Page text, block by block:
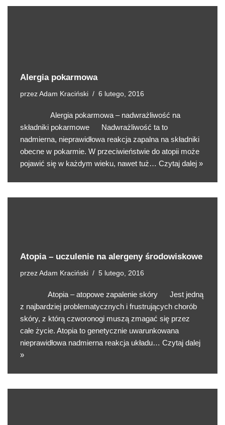
Alergia pokarmowa
przez Adam Kraciński 6 lutego, 2016
Alergia pokarmowa – nadwrażliwość na
składniki pokarmowe Nadwrażliwość ta to
nadmierna, nieprawidłowa reakcja zapalna na składniki
obecne w pokarmie. W przeciwieństwie do atopii może
pojawić się w każdym wieku, nawet tuż… Czytaj dalej »
Atopia – uczulenie na alergeny środowiskowe
przez Adam Kraciński 5 lutego, 2016
Atopia – atopowe zapalenie skóry Jest jedną
z najbardziej problematycznych i frustrujących chorób
skóry, z którą czworonogi muszą zmagać się przez
całe życie. Atopia to genetycznie uwarunkowana
nieprawidłowa nadmierna reakcja układu… Czytaj dalej
»